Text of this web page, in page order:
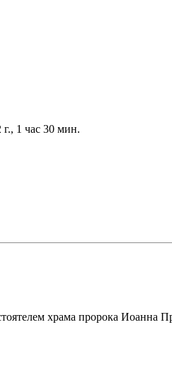
1 час 30 мин.
храма пророка Иоанна